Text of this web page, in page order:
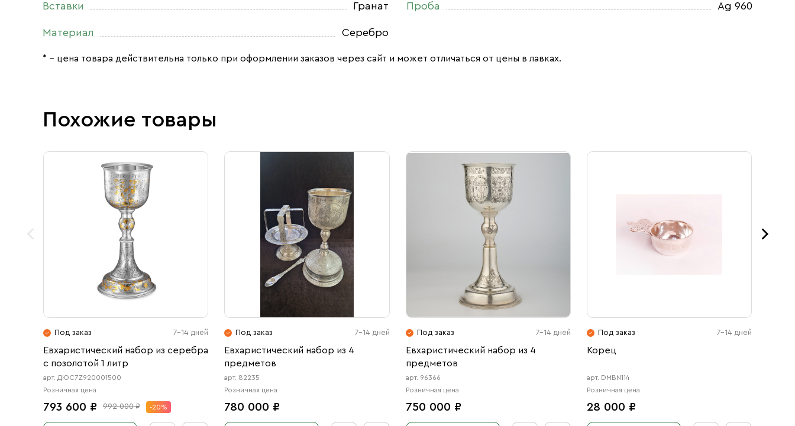
Вставки Гранат
Материал Серебро
Проба Ag 960
* – цена товара действительна только при оформлении заказов через сайт и может отличаться от цены в лавках.
Похожие товары
Под заказ 7-14 дней
Евхаристический набор из серебра
с позолотой 1 литр
арт. ДЮС7Z920001500
Розничная цена
793 600 ₽ 992 000 ₽ -20%
Под заказ 7-14 дней
Евхаристический набор из 4
предметов
арт. 82235
Розничная цена
780 000 ₽
Под заказ 7-14 дней
Евхаристический набор из 4
предметов
арт. 96366
Розничная цена
750 000 ₽
Под заказ 7-14 дней
Корец
арт. DMBN114
Розничная цена
28 000 ₽